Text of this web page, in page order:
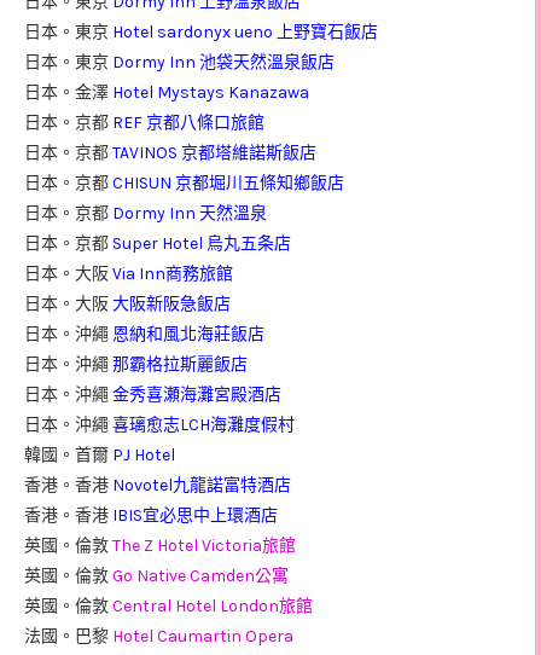
日本。東京 Hotel sardonyx ueno 上野寶石飯店
日本。東京 Dormy Inn 池袋天然溫泉飯店
日本。金澤 Hotel Mystays Kanazawa
日本。京都 REF 京都八條口旅館
日本。京都TAVINOS 京都塔維諾斯飯店
日本。京都CHISUN 京都堀川五條知鄉飯店
日本。京都 Dormy Inn 天然溫泉
日本。京都 Super Hotel 烏丸五条店
日本。大阪Via Inn商務旅館
日本。大阪大阪新阪急飯店
日本。沖繩 恩納和風北海莊飯店
日本。沖繩那霸格拉斯麗飯店
日本。沖繩金秀喜瀬海灘宮殿酒店
日本。沖繩喜璃愈志LCH海灘度假村
韓國。首爾 PJ Hotel
香港。香港 Novotel九龍諾富特酒店
香港。香港 IBIS宜必思中上環酒店
英國。倫敦The Z Hotel Victoria旅館
英國。倫敦Go Native Camden公寓
英國。倫敦Central Hotel London旅館
法國。巴黎 Hotel Caumartin Opera